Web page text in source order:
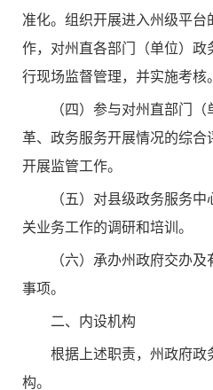
准化。组织开展进入州级平台
作，对州直各部门（单位）政
行现场监督管理，并实施考核。
（四）参与对州直部门（
革、政务服务开展情况的综合
开展监管工作。
（五）对县级政务服务中
关业务工作的调研和培训。
（六）承办州政府交办及
事项。
二、内设机构
根据上述职责，州政府政
构。